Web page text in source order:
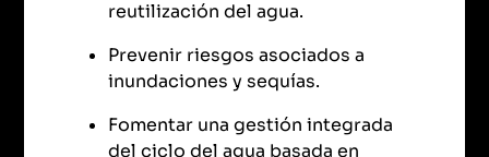
reutilización del agua.
Prevenir riesgos asociados a
inundaciones y sequías.
Fomentar una gestión integrada
del ciclo del agua basada en